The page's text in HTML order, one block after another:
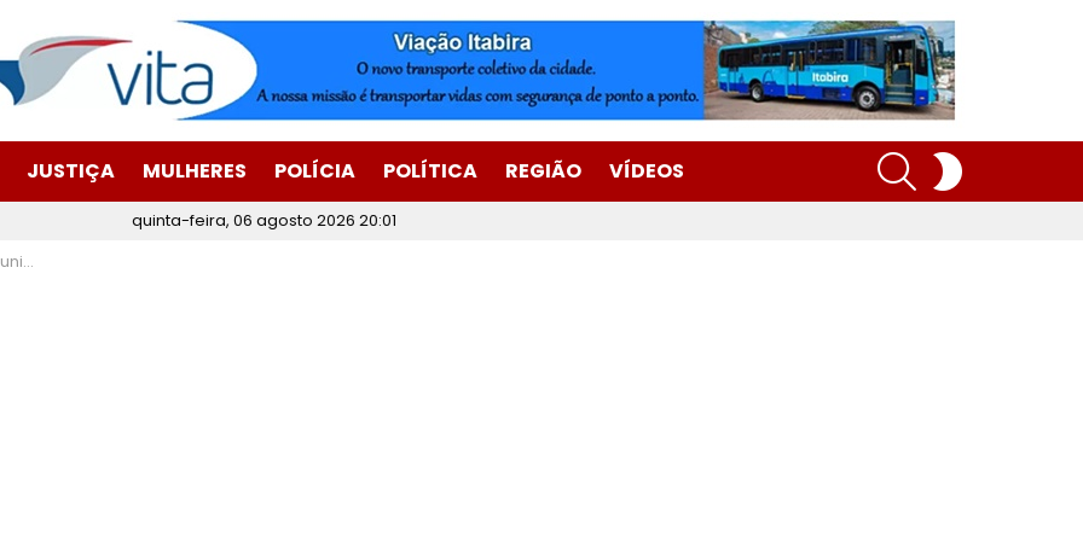
JUSTIÇA MULHERES POLÍCIA POLÍTICA REGIÃO VÍDEOS
SEARCH
quinta-feira, 06 agosto 2026 20:01
públicos